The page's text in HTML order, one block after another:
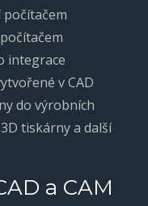
integrace
v CAD
do výrobních
tiskárny a další
a CAM